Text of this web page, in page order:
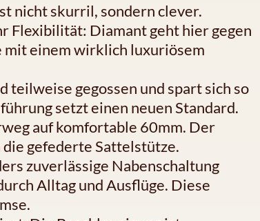
nicht skurril, sondern clever.
Flexibilität: Diamant geht hier gegen
mit einem wirklich luxuriösem
teilweise gegossen und spart sich so
setzt einen neuen Standard.
auf komfortable 60mm. Der
gefederte Sattelstütze.
zuverlässige Nabenschaltung
Alltag und Ausflüge. Diese